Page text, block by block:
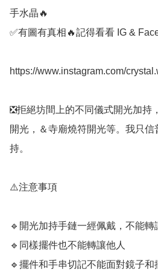
手水晶🔥
✅️有圖有真相🔥記得看看 IG &
https://www.instagram.com/
❎️拒絕坊間上的不同儀式開光加持
開光，＆寺廟燒符開光等。我只
持。
⚠️注意事項
🔹️開光加持手鏈一經佩戴，不能轉
🔹️同樣擺件也不能轉讓他人
🔹️擺件和手串切記不能面對鏡子和